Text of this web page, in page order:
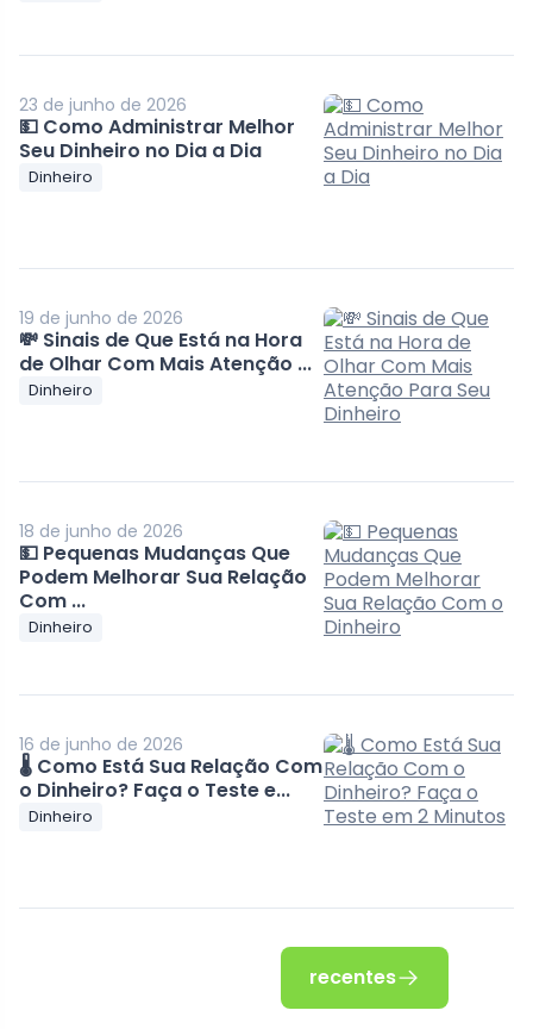
23 de junho de 2026
💵 Como Administrar Melhor
Seu Dinheiro no Dia a Dia
Dinheiro
19 de junho de 2026
💸 Sinais de Que Está na Hora
de Olhar Com Mais Atenção ...
Dinheiro
18 de junho de 2026
💵 Pequenas Mudanças Que
Podem Melhorar Sua Relação
Com ...
Dinheiro
16 de junho de 2026
🌡️ Como Está Sua Relação Com
o Dinheiro? Faça o Teste e...
Dinheiro
recentes